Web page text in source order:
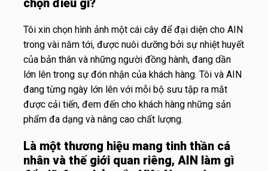
Tôi xin chọn hình ảnh một cái cây để đại diện cho AIN
trong vài năm tới, được nuôi dưỡng bởi sự nhiệt huyết
của bản thân và những người đồng hành, đang dần
lớn lên trong sự đón nhận của khách hàng. Tôi và AIN
đang từng ngày lớn lên với mỗi bộ sưu tập ra mắt
được cải tiến, đem đến cho khách hàng những sản
phẩm đa dạng và nâng cao chất lượng.
Là một thương hiệu mang tinh thần cá
nhân và thế giới quan riêng, AIN làm gì